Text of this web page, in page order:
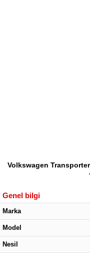
Volkswagen
Genel bilgi
Marka
Model
Nesil